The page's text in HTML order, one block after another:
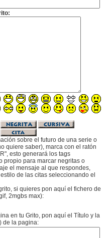
sobre el futuro de una serie o
quiere saber), marca con el ratón
esto generará los tags
propio para marcar negritas o
el mensaje al que respondes,
de las citas seleccionando el
si quieres pon aquí el fichero de
2mgbs max):
en tu Grito, pon aquí el Título y la
de la pagina: